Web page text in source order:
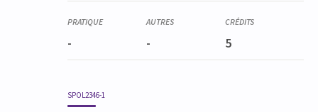
- - 5
SPOL2346-1